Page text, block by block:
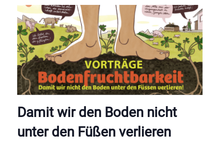
Damit wir den Boden nicht
unter den Füßen verlieren